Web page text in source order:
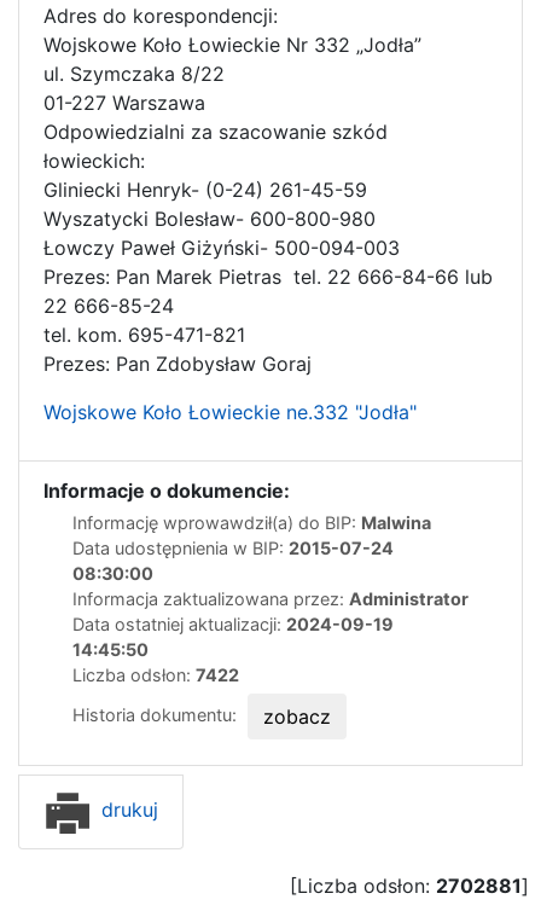
Adres do korespondencji:
Wojskowe Koło Łowieckie Nr 332 „Jodła”
ul. Szymczaka 8/22
01-227 Warszawa
Odpowiedzialni za szacowanie szkód
łowieckich:
Gliniecki Henryk- (0-24) 261-45-59
Wyszatycki Bolesław- 600-800-980
Łowczy Paweł Giżyński- 500-094-003
Prezes: Pan Marek Pietras tel. 22 666-84-66 lub
22 666-85-24
tel. kom. 695-471-821
Prezes: Pan Zdobysław Goraj
Wojskowe Koło Łowieckie ne.332 "Jodła"
Informacje o dokumencie:
Informację wprowawdził(a) do BIP: Malwina
Data udostępnienia w BIP: 2015-07-24
08:30:00
Informacja zaktualizowana przez: Administrator
Data ostatniej aktualizacji: 2024-09-19
14:45:50
Liczba odsłon: 7422
Historia dokumentu:
zobacz
drukuj
[Liczba odsłon: 2702881]